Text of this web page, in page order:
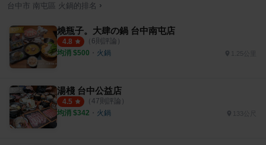
台中市 南屯區 火鍋 的排名 ›
燒瓶子。大肆の鍋 台中南屯店
4.8 （ 6則評論）
均消 $500 ・ 火鍋 1.25公里
湯棧 台中公益店
4.5 （ 47則評論）
均消 $342 ・ 火鍋